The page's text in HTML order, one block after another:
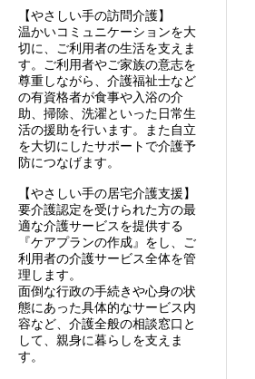
【やさしい手の訪問介護】
温かいコミュニケーションを大
切に、ご利用者の生活を支えま
す。ご利用者やご家族の意志を
尊重しながら、介護福祉士など
の有資格者が食事や入浴の介
助、掃除、洗濯といった日常生
活の援助を行います。また自立
を大切にしたサポートで介護予
防につなげます。
【やさしい手の居宅介護支援】
要介護認定を受けられた方の最
適な介護サービスを提供する
『ケアプランの作成』をし、ご
利用者の介護サービス全体を管
理します。
面倒な行政の手続きや心身の状
態にあった具体的なサービス内
容など、介護全般の相談窓口と
して、親身に暮らしを支えま
す。